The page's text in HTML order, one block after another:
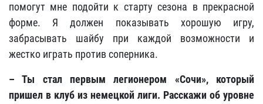
помогут мне подойти к старту сезона в прекрасной
форме. Я должен показывать хорошую игру,
забрасывать шайбу при каждой возможности и
жестко играть против соперника.
– Ты стал первым легионером «Сочи», который
пришел в клуб из немецкой лиги. Расскажи об уровне